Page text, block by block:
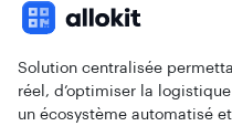
Solution centralisée
réel, d’optimiser la
un écosystème automatisé